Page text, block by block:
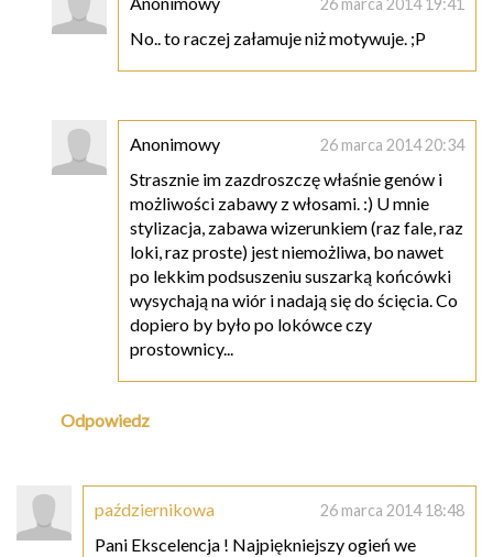
26 marca 2014 19:41
No.. to raczej załamuje niż motywuje. ;P
Anonimowy 26 marca 2014 20:34
Strasznie im zazdroszczę właśnie genów i
możliwości zabawy z włosami. :) U mnie
stylizacja, zabawa wizerunkiem (raz fale, raz
loki, raz proste) jest niemożliwa, bo nawet
po lekkim podsuszeniu suszarką końcówki
wysychają na wiór i nadają się do ścięcia. Co
dopiero by było po lokówce czy
prostownicy...
Odpowiedz
październikowa 26 marca 2014 18:48
Pani Ekscelencja ! Najpiękniejszy ogień we